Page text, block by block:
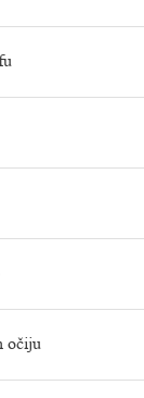
očiju